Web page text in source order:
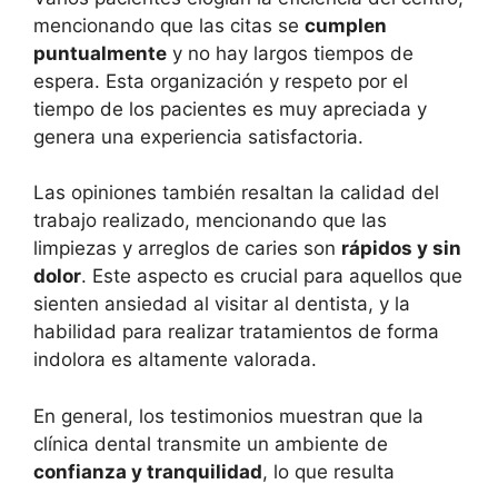
mencionando que las citas se cumplen
puntualmente y no hay largos tiempos de
espera. Esta organización y respeto por el
tiempo de los pacientes es muy apreciada y
genera una experiencia satisfactoria.
Las opiniones también resaltan la calidad del
trabajo realizado, mencionando que las
limpiezas y arreglos de caries son rápidos y sin
dolor. Este aspecto es crucial para aquellos que
sienten ansiedad al visitar al dentista, y la
habilidad para realizar tratamientos de forma
indolora es altamente valorada.
En general, los testimonios muestran que la
clínica dental transmite un ambiente de
confianza y tranquilidad, lo que resulta